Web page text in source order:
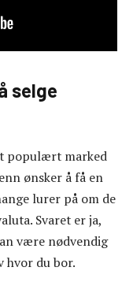
selge
populært marked
ønsker å få en
lurer på om de
Svaret er ja,
være nødvendig
hvor du bor.